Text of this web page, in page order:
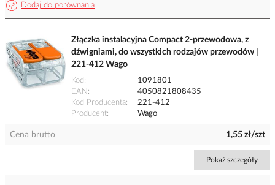
Dodaj do porównania
Złączka instalacyjna Compact 2-przewodowa, z
dźwigniami, do wszystkich rodzajów przewodów |
221-412 Wago
Kod
1091801
EAN
4050821808435
Kod Producenta
221-412
Producent
Wago
Cena brutto 1,55 zł/szt
Pokaż szczegóły